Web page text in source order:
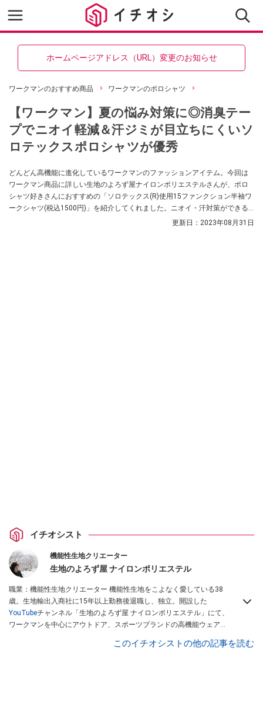
ホームページアドレス（URL）変更のお知らせ
ワークマンのおすすめ商品 ワークマンのポロシャツ
【ワークマン】夏の悩み対策に◎消臭テー
プでニオイ軽減＆汗ジミが目立ちにくいソ
ロテックスポロシャツが優秀
どんどん高機能に進化しているワークマンのファッションアイテム。今回は
ワークマン商品に詳しい生地のよろず屋ナイロンポリエステルさんが、ポロ
シャツ好きさんにおすすめの「ソロテックス(R)使用15ファンクション半袖ワ
ークシャツ(税込1500円)」を紹介してくれました。ニオイ・汗対策ができる
更新日： 2023年08月31日
イチオシスト
機能性生地クリエーター
生地のよろず屋 ナイロンポリエステル
職業：機能性生地クリエーター 機能性生地をこよなく愛している38
歳。生地輸出入商社に15年以上勤務後退職し、独立。開設した
YouTubeチャンネル「生地のよろず屋 ナイロンポリエステル」にて、
ワークマンを中心にアウトドア、スポーツブランドの高機能ウェアを
このイチオシストの他の記事を読む